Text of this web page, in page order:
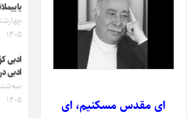
مقدس مسکنیم، ای
یاییملاندی
چهارشنبه ۳۱ تیر
ادبی کؤرپو
ادبی درگی) ۴۶
سه‌شنبه ۲۳ تیر